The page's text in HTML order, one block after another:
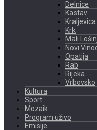
Delnice
Kastav
Kraljevica
Krk
Mali
Novi
Opatija
Rab
Rijeka
Vrbovsko
Kultura
Sport
Mozaik
Program uživo
Emisije